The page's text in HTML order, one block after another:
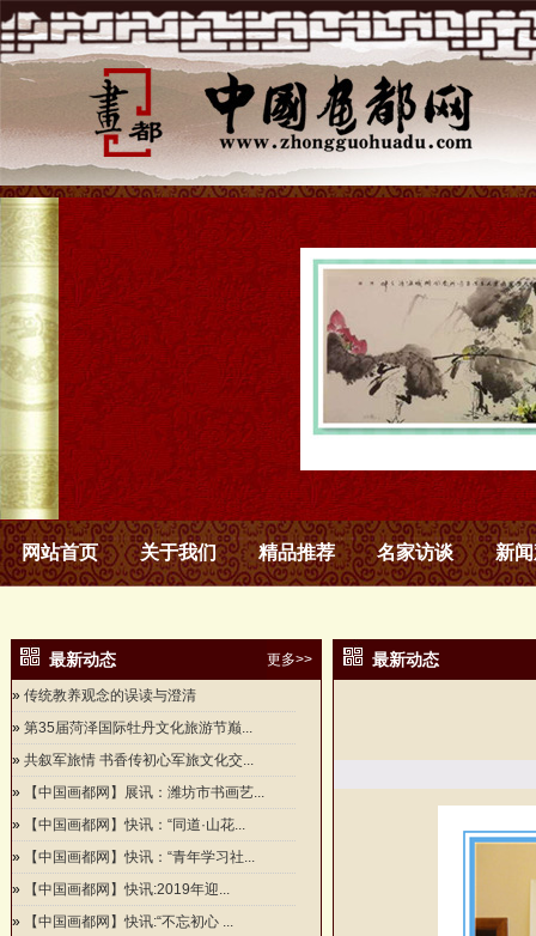
网站首页 关于我们 精品推荐 名家访谈 新
最新动态 更多>>
» 传统教养观念的误读与澄清
» 第35届菏泽国际牡丹文化旅游节巅...
» 共叙军旅情 书香传初心军旅文化交...
»
【中国画都网】展讯：潍坊市书画艺...
»
【中国画都网】快讯：“同道·山花...
»
【中国画都网】快讯：“青年学习社...
»
【中国画都网】快讯:2019年迎...
»
【中国画都网】快讯:“不忘初心 ...
最新动态